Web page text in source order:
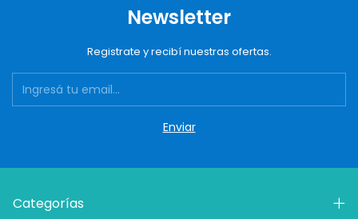
Newsletter
Registrate y recibí nuestras ofertas.
Categorías